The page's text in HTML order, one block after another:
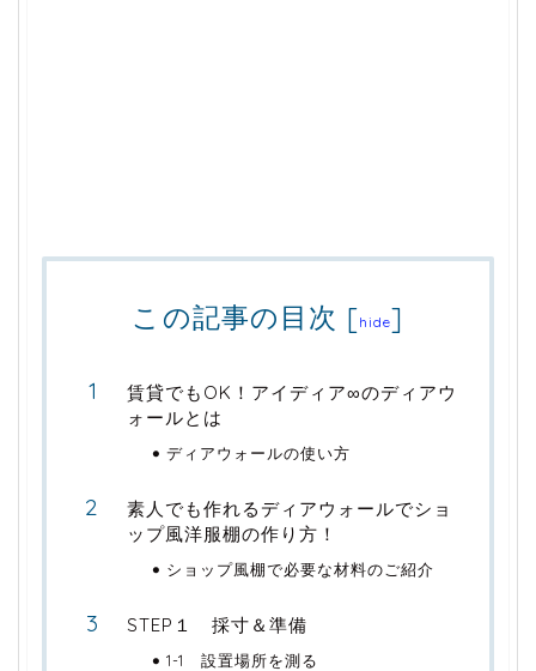
この記事の目次 [hide]
賃貸でもOK！アイディア∞のディアウ
ォールとは
ディアウォールの使い方
素人でも作れるディアウォールでショ
ップ風洋服棚の作り方！
ショップ風棚で必要な材料のご紹介
STEP１ 採寸＆準備
1-1 設置場所を測る